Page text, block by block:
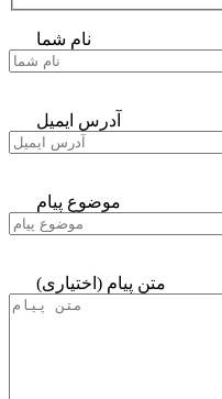
نام شما
آدرس ایمیل
موضوع پیام
متن پیام (اختیاری)